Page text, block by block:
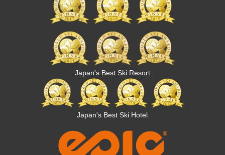
Japan's Best Ski Resort
Japan's Best Ski Hotel